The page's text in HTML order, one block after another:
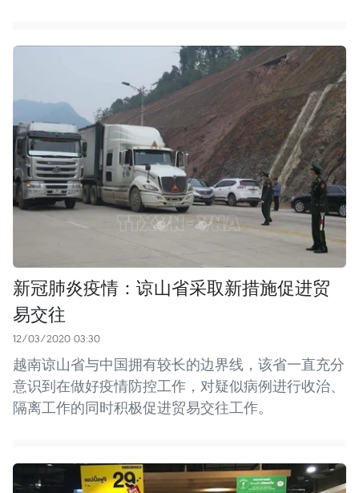
新冠肺炎疫情：谅山省采取新措施促进贸
易交往
12/03/2020 03:30
越南谅山省与中国拥有较长的边界线，该省一直充分
意识到在做好疫情防控工作，对疑似病例进行收治、
隔离工作的同时积极促进贸易交往工作。